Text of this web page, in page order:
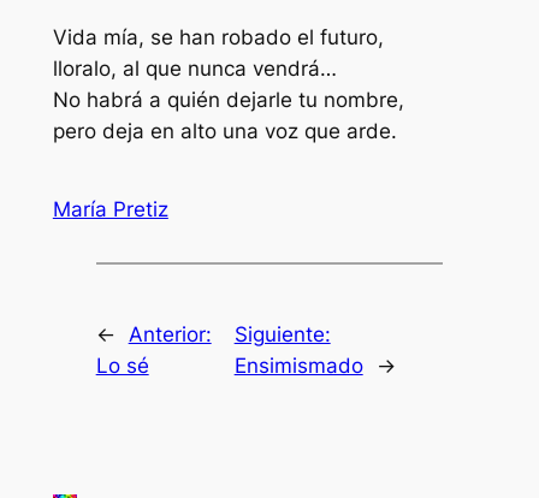
Vida mía, se han robado el futuro,
lloralo, al que nunca vendrá…
No habrá a quién dejarle tu nombre,
pero deja en alto una voz que arde.
María Pretiz
←
Anterior:
Lo sé
Siguiente:
Ensimismado
→